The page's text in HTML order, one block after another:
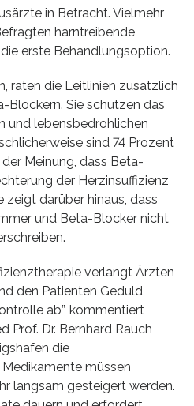
in Betracht. Vielmehr
harntreibende
erste Behandlungsoption.
raten die Leitlinien zusätzlich
Blockern. Sie schützen das
und lebensbedrohlichen
sind 74 Prozent
Meinung, dass Beta-
der Herzinsuffizienz
zeigt darüber hinaus, dass
und Beta-Blocker nicht
verlangt Ärzten
den Patienten Geduld,
ab”, kommentiert
Prof. Dr. Bernhard Rauch
die
müssen
langsam gesteigert werden.